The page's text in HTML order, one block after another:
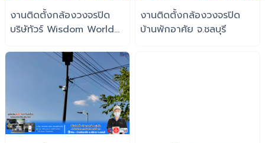
งานติดตั้งกล้องวงจรปิด
บริษัทัวร์ Wisdom World
งานติดตั้งกล้องวงจรปิด
บ้านพักอาศัย จ.ชลบุรี